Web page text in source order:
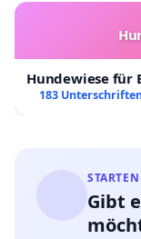
Hundewiese für
183
Gibt